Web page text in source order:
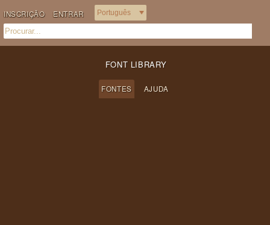
INSCRIÇÃO ENTRAR
FONT LIBRARY
FONTES AJUDA